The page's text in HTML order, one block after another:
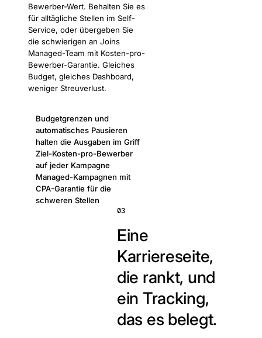
Bewerber-Wert. Behalten Sie es
für alltägliche Stellen im Self-
Service, oder übergeben Sie
die schwierigen an Joins
Managed-Team mit Kosten-pro-
Bewerber-Garantie. Gleiches
Budget, gleiches Dashboard,
weniger Streuverlust.
Budgetgrenzen und
automatisches Pausieren
halten die Ausgaben im Griff
Ziel-Kosten-pro-Bewerber
auf jeder Kampagne
Managed-Kampagnen mit
CPA-Garantie für die
schweren Stellen
03
Eine
Karriereseite,
die rankt, und
ein Tracking,
das es belegt.